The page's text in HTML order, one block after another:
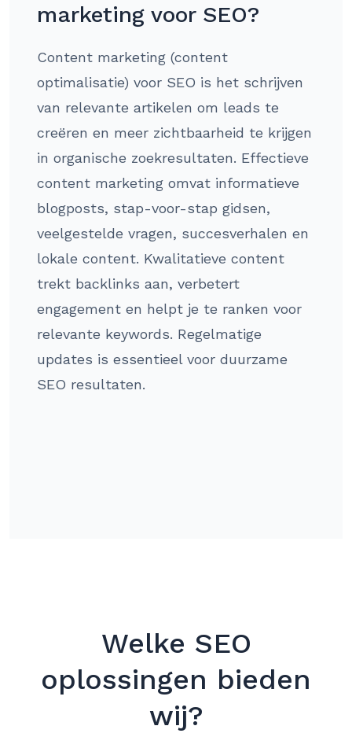
marketing voor SEO?
Content marketing (content
optimalisatie) voor SEO is het schrijven
van relevante artikelen om leads te
creëren en meer zichtbaarheid te krijgen
in organische zoekresultaten. Effectieve
content marketing omvat informatieve
blogposts, stap-voor-stap gidsen,
veelgestelde vragen, succesverhalen en
lokale content. Kwalitatieve content
trekt backlinks aan, verbetert
engagement en helpt je te ranken voor
relevante keywords. Regelmatige
updates is essentieel voor duurzame
SEO resultaten.
Welke SEO
oplossingen bieden
wij?